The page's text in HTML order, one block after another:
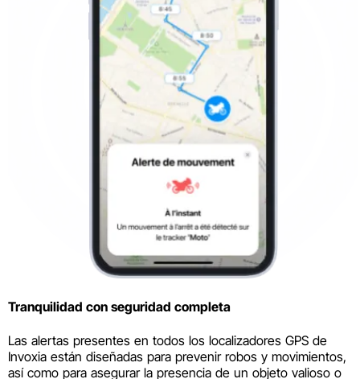
Tranquilidad con seguridad completa
Las alertas presentes en todos los localizadores GPS de
Invoxia están diseñadas para prevenir robos y movimientos,
así como para asegurar la presencia de un objeto valioso o